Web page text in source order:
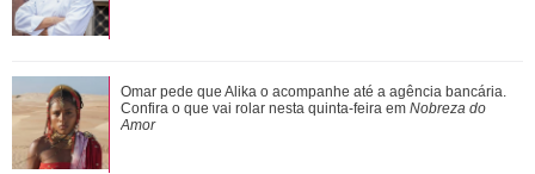
Inesquecíveis! Confira as frases de Friends que marcaram
gerações
Omar pede que Alika o acompanhe até a agência bancária.
Confira o que vai rolar nesta quinta-feira em Nobreza do
Amor